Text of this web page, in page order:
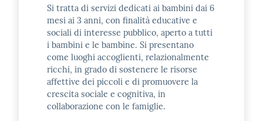
Si tratta di servizi dedicati ai bambini dai 6
mesi ai 3 anni, con finalità educative e
sociali di interesse pubblico, aperto a tutti
i bambini e le bambine. Si presentano
come luoghi accoglienti, relazionalmente
ricchi, in grado di sostenere le risorse
affettive dei piccoli e di promuovere la
crescita sociale e cognitiva, in
collaborazione con le famiglie.